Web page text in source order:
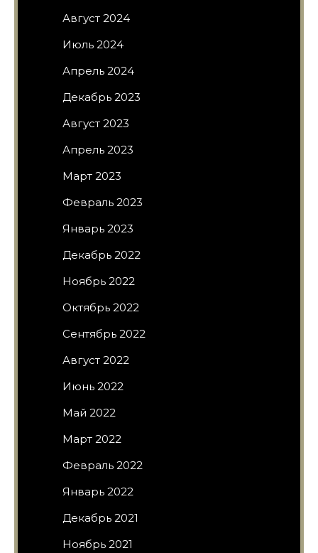
Август 2024
Июль 2024
Апрель 2024
Декабрь 2023
Август 2023
Апрель 2023
Март 2023
Февраль 2023
Январь 2023
Декабрь 2022
Ноябрь 2022
Октябрь 2022
Сентябрь 2022
Август 2022
Июнь 2022
Май 2022
Март 2022
Февраль 2022
Январь 2022
Декабрь 2021
Ноябрь 2021